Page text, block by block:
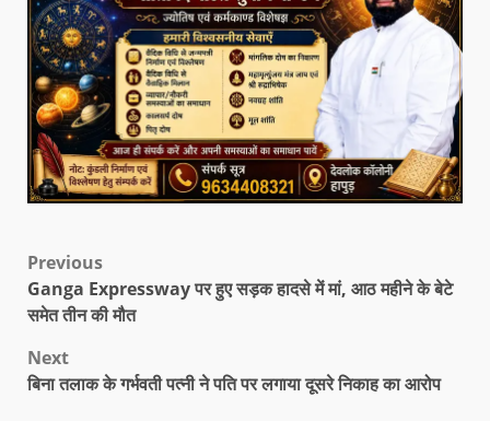
Previous
Ganga Expressway पर हुए सड़क हादसे में मां, आठ महीने के बेटे
समेत तीन की मौत
Next
बिना तलाक के गर्भवती पत्नी ने पति पर लगाया दूसरे निकाह का आरोप